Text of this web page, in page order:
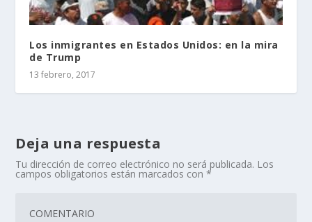
Los inmigrantes en Estados Unidos: en la mira
de Trump
13 febrero, 2017
Deja una respuesta
Tu dirección de correo electrónico no será publicada. Los
campos obligatorios están marcados con*